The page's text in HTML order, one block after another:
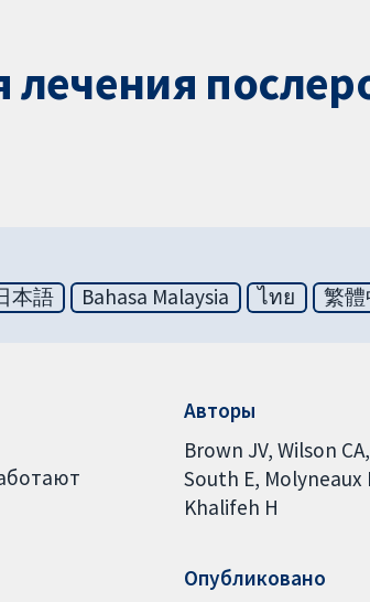
лечения
本語 Bahasa Malaysia ไทย 繁
Авторы
Brown JV Wilson CA
South E Molyneaux
Khalifeh H
Опубликовано